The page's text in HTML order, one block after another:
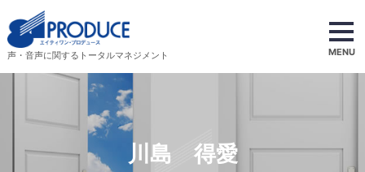
声・音声に関するトータルマネジメント MENU
川島 得愛